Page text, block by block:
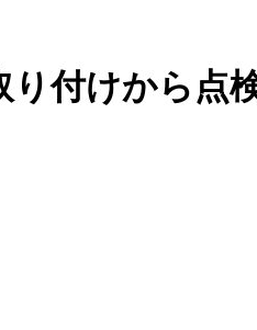
付けから点